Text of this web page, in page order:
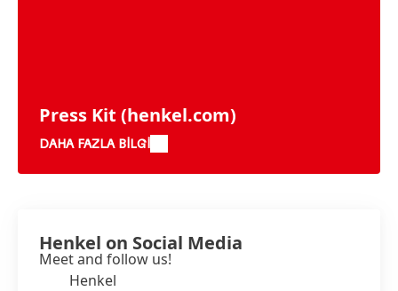
Press Kit (henkel.com)
DAHA FAZLA BILGI
Henkel on Social Media
Meet and follow us!
Henkel